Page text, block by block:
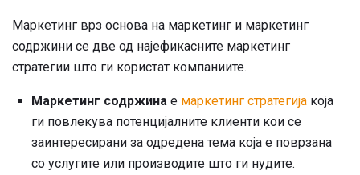
Маркетинг врз основа на маркетинг и маркетинг
содржини се две од најефикасните маркетинг
стратегии што ги користат компаниите.
Маркетинг содржина е маркетинг стратегија која
ги повлекува потенцијалните клиенти кои се
заинтересирани за одредена тема која е поврзана
со услугите или производите што ги нудите.